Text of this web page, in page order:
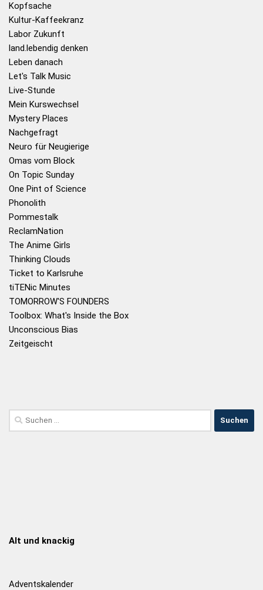
Kopfsache
Kultur-Kaffeekranz
Labor Zukunft
land.lebendig denken
Leben danach
Let's Talk Music
Live-Stunde
Mein Kurswechsel
Mystery Places
Nachgefragt
Neuro für Neugierige
Omas vom Block
On Topic Sunday
One Pint of Science
Phonolith
Pommestalk
ReclamNation
The Anime Girls
Thinking Clouds
Ticket to Karlsruhe
tiTENic Minutes
TOMORROW'S FOUNDERS
Toolbox: What's Inside the Box
Unconscious Bias
Zeitgeischt
Alt und knackig
Adventskalender